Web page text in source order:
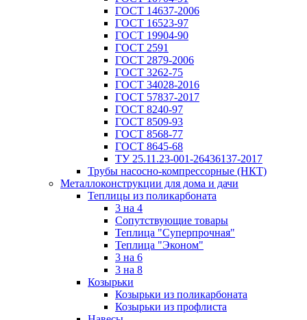
ГОСТ 14637-2006
ГОСТ 16523-97
ГОСТ 19904-90
ГОСТ 2591
ГОСТ 2879-2006
ГОСТ 3262-75
ГОСТ 34028-2016
ГОСТ 57837-2017
ГОСТ 8240-97
ГОСТ 8509-93
ГОСТ 8568-77
ГОСТ 8645-68
ТУ 25.11.23-001-26436137-2017
Трубы насосно-компрессорные (НКТ)
Металлоконструкции для дома и дачи
Теплицы из поликарбоната
3 на 4
Сопутствующие товары
Теплица "Суперпрочная"
Теплица "Эконом"
3 на 6
3 на 8
Козырьки
Козырьки из поликарбоната
Козырьки из профлиста